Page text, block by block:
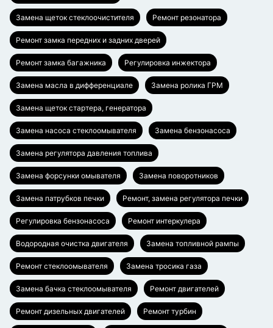
Замена щеток стеклоочистителя Ремонт резонатора
Ремонт замка передних и задних дверей
Ремонт замка багажника Регулировка инжектора
Замена масла в дифференциале Замена ролика ГРМ
Замена щеток стартера, генератора
Замена насоса стеклоомывателя Замена бензонасоса
Замена регулятора давления топлива
Замена форсунки омывателя Замена поворотников
Замена патрубков печки Ремонт, замена регулятора печки
Регулировка бензонасоса Ремонт интеркулера
Водородная очистка двигателя Замена топливной рампы
Ремонт стеклоомывателя Замена тросика газа
Замена бачка стеклоомывателя Ремонт двигателей
Ремонт дизельных двигателей Ремонт турбин